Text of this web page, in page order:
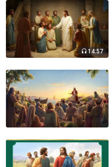
14:57